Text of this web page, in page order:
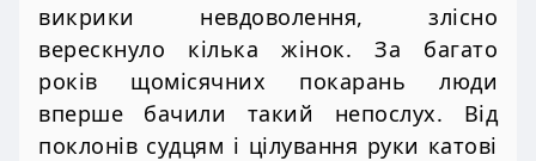
викрики невдоволення, злісно
верескнуло кілька жінок. За багато
років щомісячних покарань люди
вперше бачили такий непослух. Від
поклонів судцям і цілування руки катові